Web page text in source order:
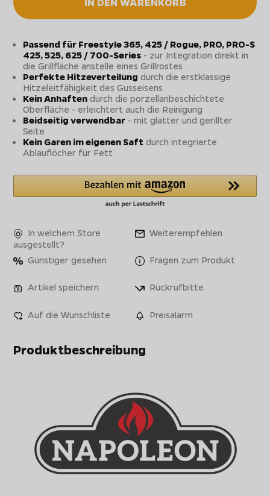
Passend für Freestyle 365, 425 / Rogue, PRO, PRO-S
425, 525, 625 / 700-Series - zur Integration direkt in
die Grillfläche anstelle eines Grillrostes
Perfekte Hitzeverteilung durch die erstklassige
Hitzeleitfähigkeit des Gusseisens
Kein Anhaften durch die porzellanbeschichtete
Oberfläche - erleichtert auch die Reinigung
Beidseitig verwendbar - mit glatter und gerillter
Seite
Kein Garen im eigenen Saft durch integrierte
Ablauflöcher für Fett
In welchem Store
ausgestellt?
Weiterempfehlen
Günstiger gesehen Fragen zum Produkt
Artikel speichern Rückrufbitte
Auf die Wunschliste Preisalarm
Produktbeschreibung